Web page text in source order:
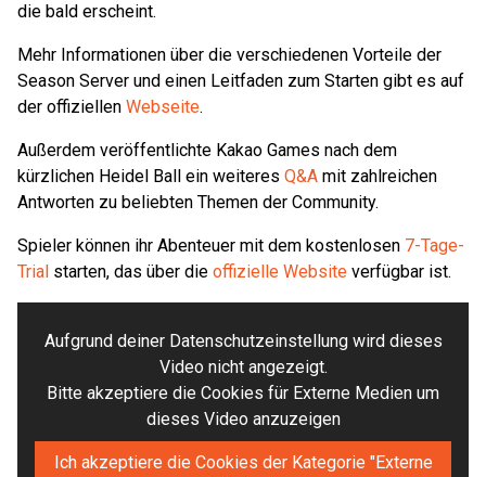
die bald erscheint.
Mehr Informationen über die verschiedenen Vorteile der
Season Server und einen Leitfaden zum Starten gibt es auf
der offiziellen Webseite.
Außerdem veröffentlichte Kakao Games nach dem
kürzlichen Heidel Ball ein weiteres Q&A mit zahlreichen
Antworten zu beliebten Themen der Community.
Spieler können ihr Abenteuer mit dem kostenlosen 7-Tage-
Trial starten, das über die offizielle Website verfügbar ist.
Aufgrund deiner Datenschutzeinstellung wird dieses
Video nicht angezeigt.
Bitte akzeptiere die Cookies für Externe Medien um
dieses Video anzuzeigen
Ich akzeptiere die Cookies der Kategorie "Externe